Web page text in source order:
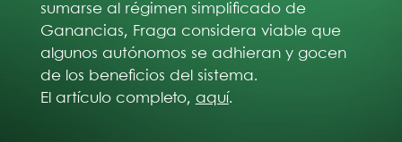
sumarse al régimen simplificado de
Ganancias, Fraga considera viable que
algunos autónomos se adhieran y gocen
de los beneficios del sistema.
El artículo completo, aquí.